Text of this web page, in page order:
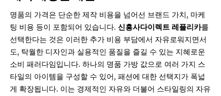
명품의 가격은 단순한 제작 비용을 넘어선 브랜드 가치, 마케
팅 비용 등이 포함되어 있습니다. 신흥사다이렉트 레플리카를
선택한다는 것은 이러한 추가 비용 부담에서 자유로워지면서
도, 탁월한 디자인과 실용적인 품질을 즐길 수 있는 지혜로운
소비 패러다임입니다. 하나의 명품 가방 값으로 여러 가지 스
타일의 아이템을 구성할 수 있어, 패션에 대한 선택지가 폭넓
게 확장됩니다. 이는 경제적인 자유와 더불어 스타일링의 자유